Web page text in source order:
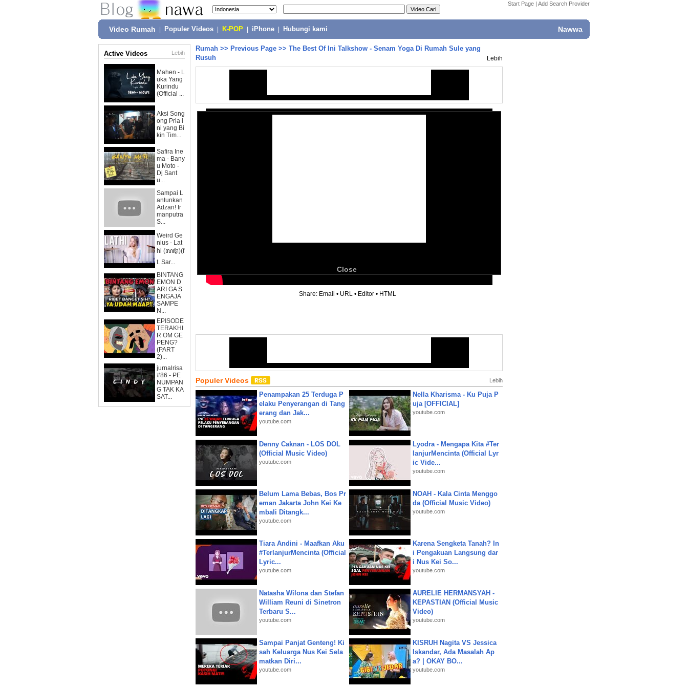
Start Page | Add Search Provider
Video Rumah Populer Videos K-POP iPhone Hubungi kami Nawwa
Active Videos Lebih
Mahen - L
uka Yang
Kurindu
(Official ...
Aksi Song
ong Pria i
ni yang Bi
kin Tim...
Safira Ine
ma - Bany
u Moto -
Dj Sant
u...
Sampai L
antunkan
Adzan! Ir
manputra
S...
Weird Ge
nius - Lat
hi (ꦭꦛꦶ)(f
t. Sar...
BINTANG
EMON D
ARI GA S
ENGAJA
SAMPE
N...
EPISODE
TERAKHI
R OM GE
PENG?
(PART
2)...
jurnalrisa
#86 - PE
NUMPAN
G TAK KA
SAT...
Rumah >> Previous Page >> The Best Of Ini Talkshow - Senam Yoga Di Rumah Sule yang
Rusuh
Lebih
Close
Share: Email • URL • Editor • HTML
Populer Videos Lebih
Penampakan 25 Terduga P
elaku Penyerangan di Tang
erang dan Jak...
youtube.com
Nella Kharisma - Ku Puja P
uja [OFFICIAL]
youtube.com
Denny Caknan - LOS DOL
(Official Music Video)
youtube.com
Lyodra - Mengapa Kita #Ter
lanjurMencinta (Official Lyr
ic Vide...
youtube.com
Belum Lama Bebas, Bos Pr
eman Jakarta John Kei Ke
mbali Ditangk...
youtube.com
NOAH - Kala Cinta Menggo
da (Official Music Video)
youtube.com
Tiara Andini - Maafkan Aku
#TerlanjurMencinta (Official
Lyric...
youtube.com
Karena Sengketa Tanah? In
i Pengakuan Langsung dar
i Nus Kei So...
youtube.com
Natasha Wilona dan Stefan
William Reuni di Sinetron
Terbaru S...
youtube.com
AURELIE HERMANSYAH -
KEPASTIAN (Official Music
Video)
youtube.com
Sampai Panjat Genteng! Ki
sah Keluarga Nus Kei Sela
matkan Diri...
youtube.com
KISRUH Nagita VS Jessica
Iskandar, Ada Masalah Ap
a? | OKAY BO...
youtube.com